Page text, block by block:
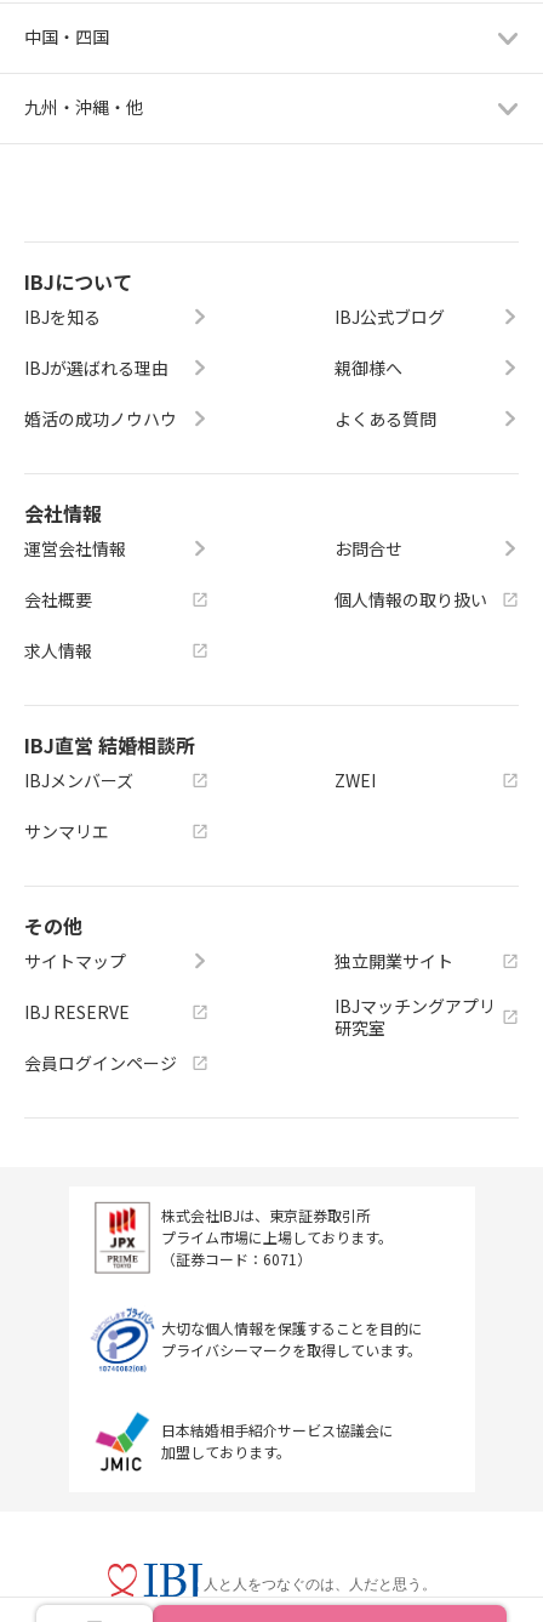
中国・四国
九州・沖縄・他
IBJについて
IBJを知る
IBJが選ばれる理由
婚活の成功ノウハウ
IBJ公式ブログ
親御様へ
よくある質問
会社情報
運営会社情報
会社概要
求人情報
お問合せ
個人情報の取り扱い
IBJ直営 結婚相談所
IBJメンバーズ
サンマリエ
ZWEI
その他
サイトマップ
IBJ RESERVE
会員ログインページ
独立開業サイト
IBJマッチングアプリ
研究室
株式会社IBJは、東京証券取引所
プライム市場に上場しております。
（証券コード：6071）
大切な個人情報を保護することを目的に
プライバシーマークを取得しています。
日本結婚相手紹介サービス協議会に
加盟しております。
人と人をつなぐのは、人だと思う。